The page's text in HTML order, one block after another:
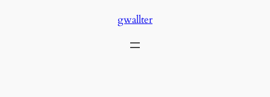
gwallter